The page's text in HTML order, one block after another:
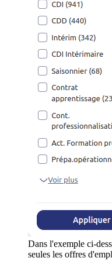
Dans l'exemple ci-
seules les offres